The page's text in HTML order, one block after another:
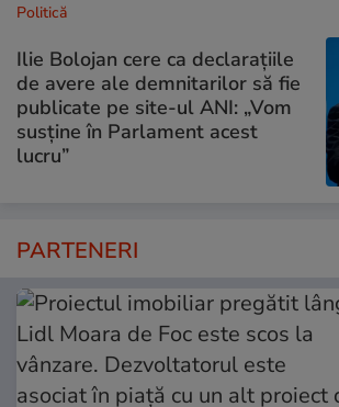
Politică
Ilie Bolojan cere ca declarațiile
de avere ale demnitarilor să fie
publicate pe site-ul ANI: „Vom
susține în Parlament acest
lucru”
PARTENERI